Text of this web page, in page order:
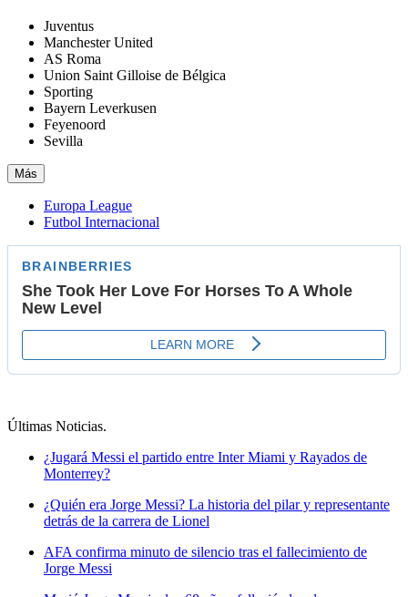
Juventus
Manchester United
AS Roma
Union Saint Gilloise de Bélgica
Sporting
Bayern Leverkusen
Feyenoord
Sevilla
Más
Europa League
Futbol Internacional
Últimas Noticias.
¿Jugará Messi el partido entre Inter Miami y Rayados de
Monterrey?
¿Quién era Jorge Messi? La historia del pilar y representante
detrás de la carrera de Lionel
AFA confirma minuto de silencio tras el fallecimiento de
Jorge Messi